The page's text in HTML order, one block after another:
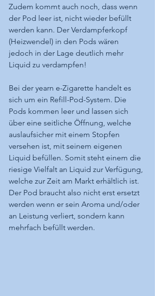
Zudem kommt auch noch, dass wenn
der Pod leer ist, nicht wieder befüllt
werden kann. Der Verdampferkopf
(Heizwendel) in den Pods wären
jedoch in der Lage deutlich mehr
Liquid zu verdampfen!
Bei der yearn e-Zigarette handelt es
sich um ein Refill-Pod-System. Die
Pods kommen leer und lassen sich
über eine seitliche Öffnung, welche
auslaufsicher mit einem Stopfen
versehen ist, mit seinem eigenen
Liquid befüllen. Somit steht einem die
riesige Vielfalt an Liquid zur Verfügung,
welche zur Zeit am Markt erhältlich ist.
Der Pod braucht also nicht erst ersetzt
werden wenn er sein Aroma und/oder
an Leistung verliert, sondern kann
mehrfach befüllt werden.